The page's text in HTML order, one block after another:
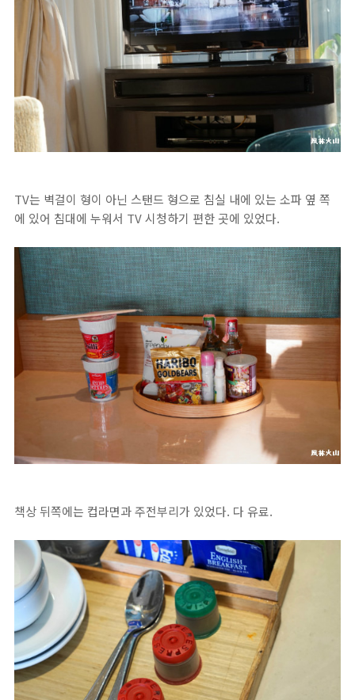
TV는 벽걸이 형이 아닌 스탠드 형으로 침실 내에 있는 소파 옆 쪽
에 있어 침대에 누워서 TV 시청하기 편한 곳에 있었다.
책상 뒤쪽에는 컵라면과 주전부리가 있었다. 다 유료.